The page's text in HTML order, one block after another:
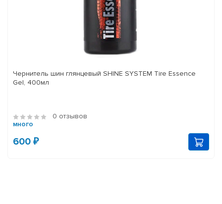
Чернитель шин глянцевый SHINE SYSTEM Tire Essence
Gel, 400мл
0 отзывов
много
600 ₽